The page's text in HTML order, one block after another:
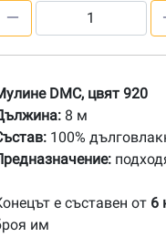
DMC, цвят 920
8 м
100%
е съставен от 6
им